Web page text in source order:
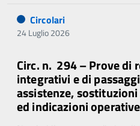
Circolari
24 Luglio 2026
Circ. n. 294 – Prove di
integrativi e di
assistenze,
ed indicazioni